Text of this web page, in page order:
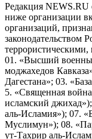
Редакция NEWS.RU
ниже организации
организаций,
законодательством
террористическими,
01. «Высший
моджахедов
Дагестана»; 03.
5. «Священная
исламский
аль-Исламия»); 07.
Муслимун»); 08.
ут-Тахрир аль-